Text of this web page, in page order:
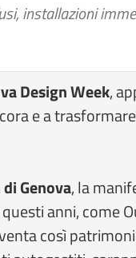
installazioni
Design Week,
e a
Genova, la
anni, come
così